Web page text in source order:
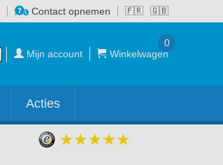
🇫🇷 🇬🇧
Contact opnemen
Excl. Mijn account Winkelwagen
0
Acties